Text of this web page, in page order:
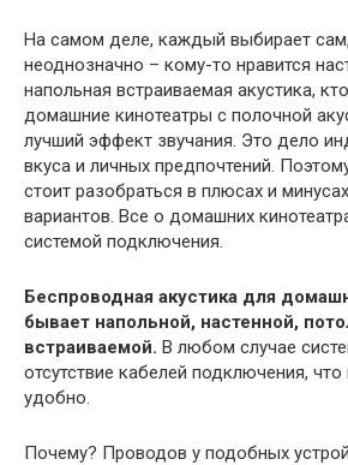
На самом деле, каждый выбирает
неоднозначно – кому-то нравится
напольная встраиваемая акустика,
домашние кинотеатры с полочной
лучший эффект звучания. Это дело
вкуса и личных предпочтений.
стоит разобраться в плюсах и
вариантов. Все о домашних
системой подключения.
Беспроводная акустика для
бывает напольной, настенной,
встраиваемой. В любом случае
отсутствие кабелей подключения,
удобно.
Почему? Проводов у подобных